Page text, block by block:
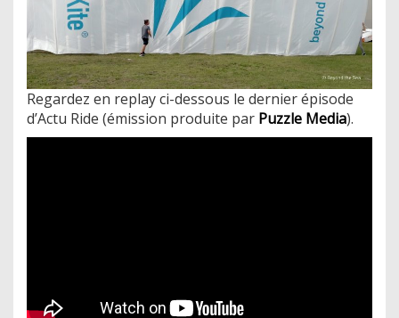
Regardez en replay ci-dessous le dernier épisode
d’Actu Ride (émission produite par Puzzle Media).